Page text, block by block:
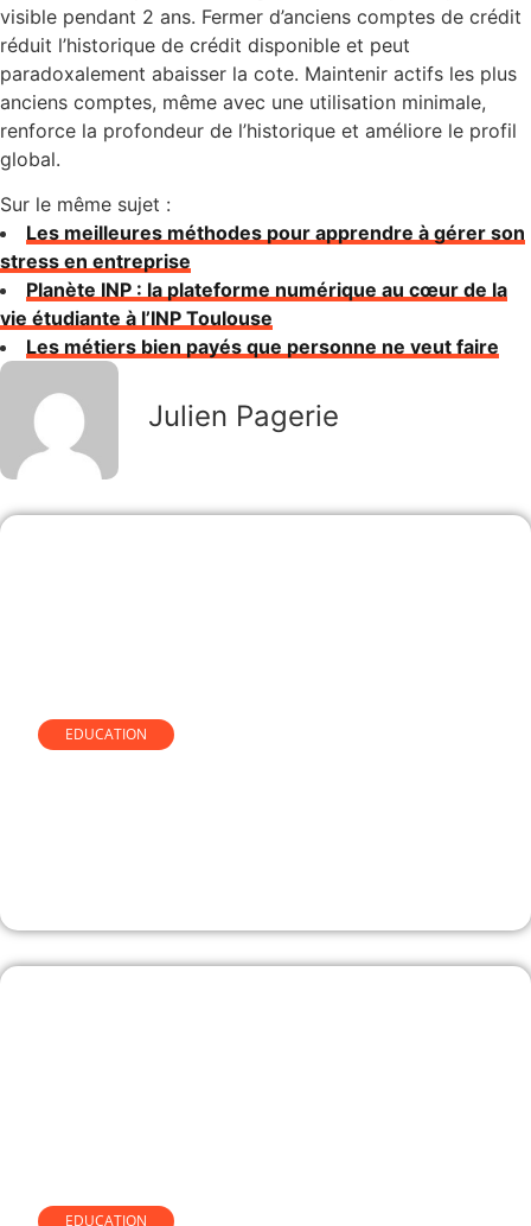
visible pendant 2 ans. Fermer d’anciens comptes de crédit
réduit l’historique de crédit disponible et peut
paradoxalement abaisser la cote. Maintenir actifs les plus
anciens comptes, même avec une utilisation minimale,
renforce la profondeur de l’historique et améliore le profil
global.
Sur le même sujet :
Les meilleures méthodes pour apprendre à gérer son
stress en entreprise
Planète INP : la plateforme numérique au cœur de la
vie étudiante à l’INP Toulouse
Les métiers bien payés que personne ne veut faire
Julien Pagerie
EDUCATION
EDUCATION